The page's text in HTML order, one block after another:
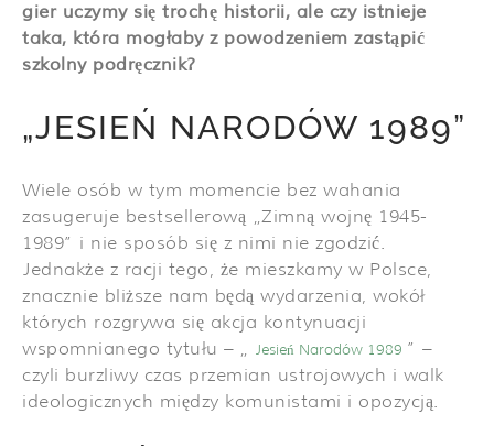
gier uczymy się trochę historii, ale czy istnieje
taka, która mogłaby z powodzeniem zastąpić
szkolny podręcznik?
„JESIEŃ NARODÓW 1989”
Wiele osób w tym momencie bez wahania
zasugeruje bestsellerową „Zimną wojnę 1945-
1989” i nie sposób się z nimi nie zgodzić.
Jednakże z racji tego, że mieszkamy w Polsce,
znacznie bliższe nam będą wydarzenia, wokół
których rozgrywa się akcja kontynuacji
wspomnianego tytułu – „
Jesień Narodów 1989 ” –
czyli burzliwy czas przemian ustrojowych i walk
ideologicznych między komunistami i opozycją.